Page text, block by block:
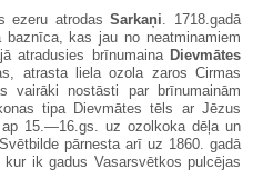
ezeru atrodasSarkaņi. 1718.gadā
kas jau no neatminamiem
atradusies brīnumaina Dievmātes
atrasta liela ozola zaros Cirmas
nostāsti par brīnumainām
tipa Dievmātes tēls ar Jēzus
15.—16.gs. uz ozolkoka dēļa un
pārnesta arī uz 1860. gadā
ik gadus Vasarsvētkos pulcējas